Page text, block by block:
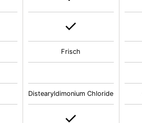
Frisch
Distearyldimonium Chloride